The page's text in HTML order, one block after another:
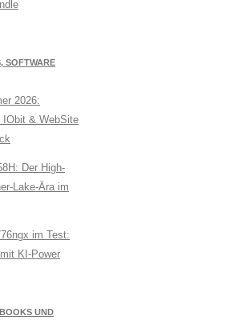
SOFTWARE
2026:
IObit & WebSite
Der High-
Lake-Ära im
im Test:
KI-Power
UND